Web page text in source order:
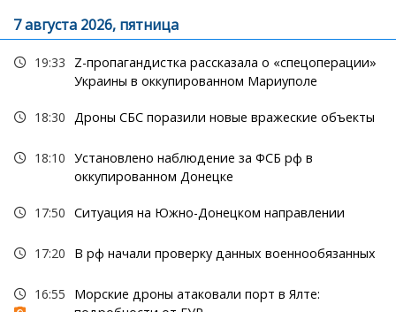
7 августа 2026, пятница
19:33
Z-пропагандистка рассказала о «спецоперации»
Украины в оккупированном Мариуполе
18:30 Дроны СБС поразили новые вражеские объекты
18:10 Установлено наблюдение за ФСБ рф в
оккупированном Донецке
17:50 Ситуация на Южно-Донецком направлении
17:20 В рф начали проверку данных военнообязанных
16:55
Морские дроны атаковали порт в Ялте: